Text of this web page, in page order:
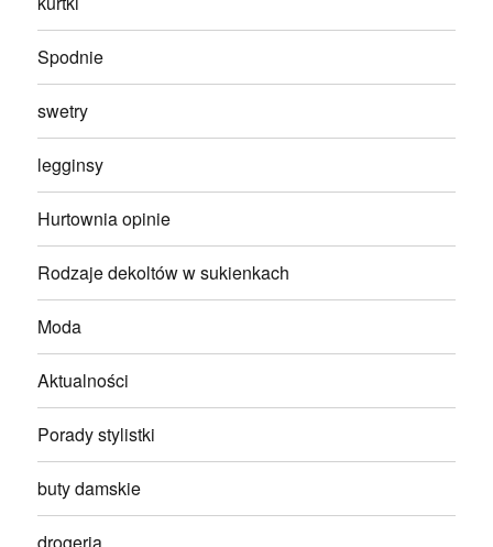
Spodnie
swetry
legginsy
Hurtownia opinie
Rodzaje dekoltów w sukienkach
Moda
Aktualności
Porady stylistki
buty damskie